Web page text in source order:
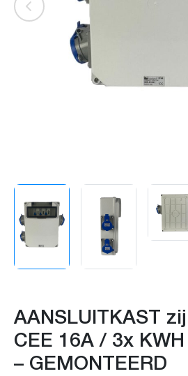
AANSLUITKAST
CEE 16A / 3x
– GEMONTEERD